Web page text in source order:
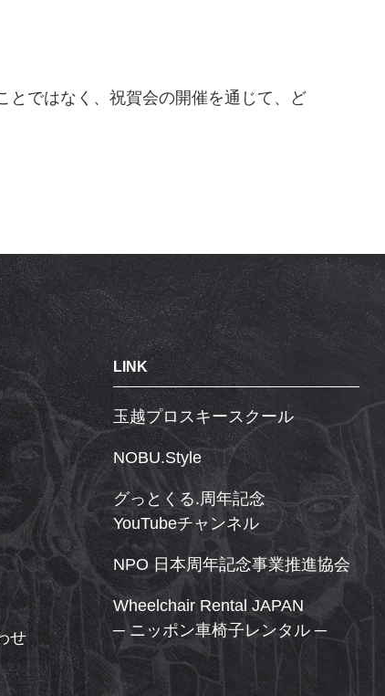
とではなく、祝賀会の開催を通じて、ど
せ
LINK
玉越プロスキースクール
NOBU.Style
グっとくる.周年記念
YouTubeチャンネル
NPO 日本周年記念事業推進協会
Wheelchair Rental JAPAN
─ ニッポン車椅子レンタル ─